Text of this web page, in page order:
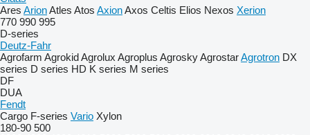
Ares ArionAtles Atos AxionAxos Celtis Elios Nexos Xerion
770 990 995
D-series
Deutz-Fahr
Agrofarm AgrokidAgrolux Agroplus AgroskyAgrostarAgrotron DX
series D series HD K series M series
DF
DUA
Fendt
Cargo F-series Vario Xylon
180-90 500